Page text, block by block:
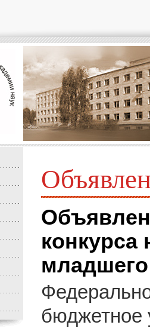
младшего
бюджетное